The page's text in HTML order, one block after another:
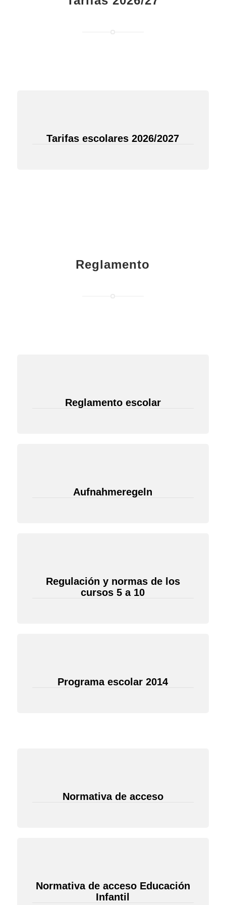
Tarifas escolares 2026/2027
Reglamento
Reglamento escolar
Aufnahmeregeln
Regulación y normas de los
cursos 5 a 10
Programa escolar 2014
Normativa de acceso
Normativa de acceso Educación
Infantil